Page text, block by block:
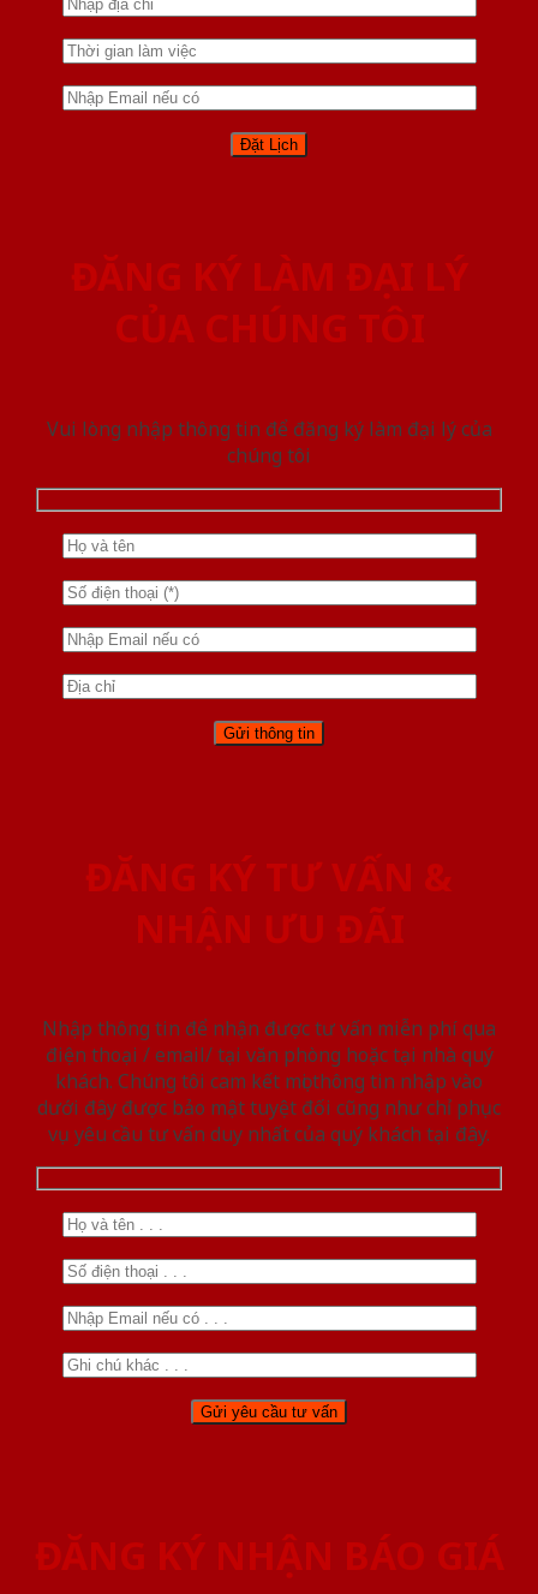
ĐĂNG KÝ LÀM ĐẠI LÝ
CỦA CHÚNG TÔI
Vui lòng nhập thông tin để đăng ký làm đại lý của
chúng tôi
ĐĂNG KÝ TƯ VẤN &
NHẬN ƯU ĐÃI
Nhập thông tin để nhận được tư vấn miễn phí qua
điện thoại / email/ tại văn phòng hoặc tại nhà quý
khách. Chúng tôi cam kết mọi thông tin nhập vào
dưới đây được bảo mật tuyệt đối cũng như chỉ phục
vụ yêu cầu tư vấn duy nhất của quý khách tại đây.
ĐĂNG KÝ NHẬN BÁO GIÁ